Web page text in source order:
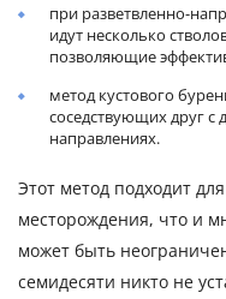
при разветвленно-
идут несколько
позволяющие
метод кустового
соседствующих друг с
направлениях.
Этот метод подходит
месторождения, что и
может быть
семидесяти никто не